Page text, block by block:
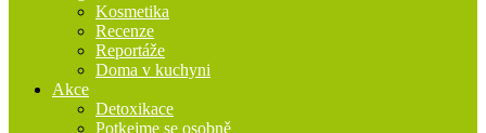
Kosmetika
Recenze
Reportáže
Doma v kuchyni
Akce
Detoxikace
Potkejme se osobně